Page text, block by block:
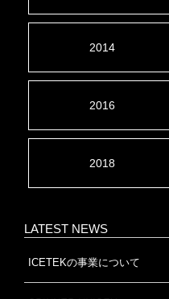
2014
2016
2018
LATEST NEWS
ICETEKの事業について